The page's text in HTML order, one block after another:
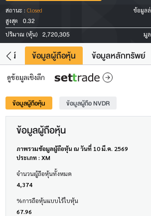
สถานะ : Closed ข้อมูล
สูงสุด
0.32
ปริมาณ (หุ้น) 2,720,305 มู
ยชน์ ข้อมูลผู้ถือหุ้น ข้อมูลหลักทรัพย์
ดูข้อมูลเชิงลึก
ข้อมูลผู้ถือหุ้น ข้อมูลผู้ถือ NVDR
ข้อมูลผู้ถือหุ้น
ภาพรวมข้อมูลผู้ถือหุ้น ณ วันที่ 10 มี.ค. 2569
ประเภท : XM
จำนวนผู้ถือหุ้นทั้งหมด
4,374
%การถือหุ้นแบบไร้ใบหุ้น
67.96